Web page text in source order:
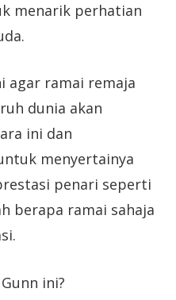
menarik perhatian
agar ramai remaja
dunia akan
ini dan
menyertainya
penari seperti
berapa ramai sahaja
ini?